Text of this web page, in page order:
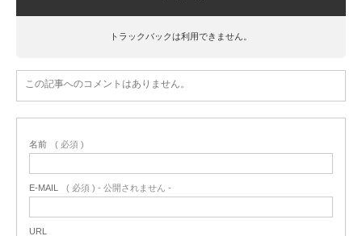
トラックバックは利用できません。
この記事へのコメントはありません。
名前 ( 必須 )
E-MAIL ( 必須 ) - 公開されません -
URL